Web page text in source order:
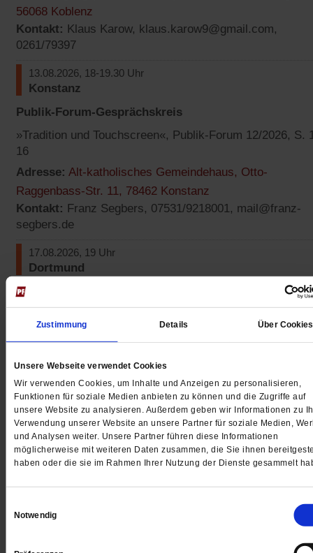
Zustimmung Details Über Cookies
Unsere Webseite verwendet Cookies
Wir verwenden Cookies, um Inhalte und Anzeigen zu personalisieren,
Funktionen für soziale Medien anbieten zu können und die Zugriffe auf
unsere Website zu analysieren. Außerdem geben wir Informationen zu
Verwendung unserer Website an unsere Partner für soziale Medien,
und Analysen weiter. Unsere Partner führen diese Informationen
möglicherweise mit weiteren Daten zusammen, die Sie ihnen
haben oder die sie im Rahmen Ihrer Nutzung der Dienste gesammelt
Notwendig
56068 Koblenz
in
neuen
Kontakt: Klaus Karow, klaus.karow9@gmail.com,
0261/79397
13.08.2026, 18-19.30 Uhr
Konstanz
Publik-Forum-Gesprächskreis
»Tradition und Touchscreen«, Publik-Forum 12/2026, S.
16
Adresse: Alt-katholisches Gemeindehaus, Otto-
Raggenbass-Str. 11, 78462 Konstanz
in
Kontakt: Franz Segbers, 07531/9218001, mail@franz-
segbers.de
17.08.2026, 19 Uhr
Dortmund
Publik-Forum-Gesprächskreis
Adresse: Katholisches Centrum, EG, Konferenzraum
Propsteihof 10, 44137 Dortmund
neuen
Tab)
19.08.2026, 18.30-20 Uhr
Köln
Publik-Forum-Gesprächskreis
Adresse: Karl-Rahner-Akademie, Jabachstr. 4-8, 50676
Köln(Öffnet
in
Kontakt:Agnes Grevers, 0221/42344952, 01520/